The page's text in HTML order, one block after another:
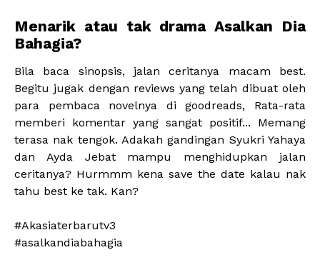
Menarik atau tak drama Asalkan Dia
Bahagia?
Bila baca sinopsis, jalan ceritanya macam best.
Begitu jugak dengan reviews yang telah dibuat oleh
para pembaca novelnya di goodreads, Rata-rata
memberi komentar yang sangat positif... Memang
terasa nak tengok. Adakah gandingan Syukri Yahaya
dan Ayda Jebat mampu menghidupkan jalan
ceritanya? Hurmmm kena save the date kalau nak
tahu best ke tak. Kan?
#Akasiaterbarutv3
#asalkandiabahagia